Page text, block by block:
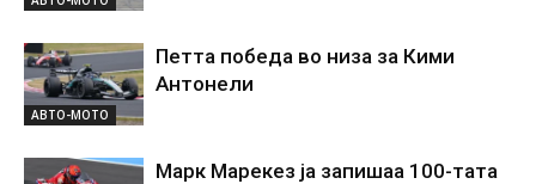
АВТО-МОТО
Петта победа во низа за Кими
Антонели
Марк Марекез ја запишаа 100-тата